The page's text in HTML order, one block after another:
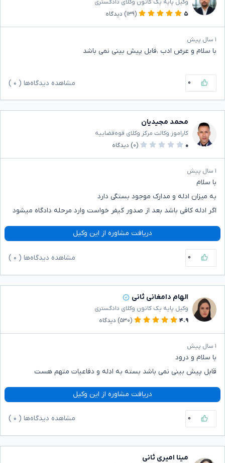
وکیل پایه یک کانون وکلای دادگستری
۵
(۱۳۹) دیدگاه
۱ سال پیش
با سلام و عرض ادب ،قابل پیش بینی نمی باشد
۰ مشاهده دیدگاه‌ها ( ۰
محمد مجیدیان
کاراموز وکالت مرکز وکلای قوه‌قضاییه
۰
(۰) دیدگاه
۱ سال پیش
با سلام
به میزان ادله و مدارک موجود بستگی دارد
اگر ادله کافی باشد بعد از صدور کیفر خواست وارد مرحله دادگاه میشود
دریافت مشاوره از این وکیل
۰ مشاهده دیدگاه‌ها ( ۰
الهام دامغانی ثانی
وکیل پایه یک کانون وکلای دادگستری
۴.۹
(۵۳۰) دیدگاه
۱ سال پیش
با سلام و درود
قابل پیش بینی نمی باشد بسته به ادله و دفاعیات متهم هست
دریافت مشاوره از این وکیل
۰ مشاهده دیدگاه‌ها ( ۰
مینا امیری ثانی